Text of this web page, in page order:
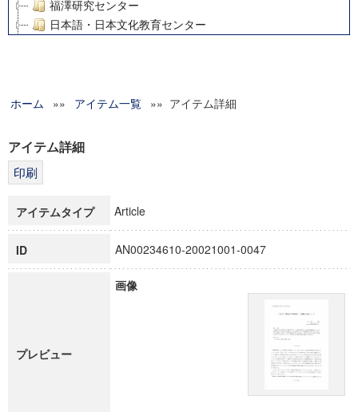
福澤研究センター
日本語・日本文化教育センター
グローバルリサーチインスティテュート
科学研究費補助金研究成果報告書
博士課程教育リーディングプログラム「超成熟社会発展のサ
ホーム »» アイテム一覧 »» アイテム詳細
アイテム詳細
アイテムタイプ Article
ID AN00234610-20021001-0047
プレビュー
画像